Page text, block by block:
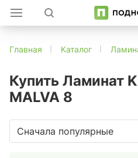
Главная Каталог
Купить Ламинат
MALVA 8
Сначала популярные